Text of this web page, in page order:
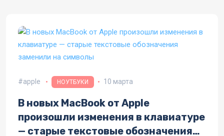
apple НОУТБУКИ 10 марта
В новых MacBook от Apple
произошли изменения в клавиатуре
— старые текстовые обозначения